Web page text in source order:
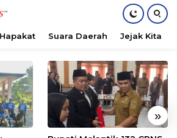
Suara Daerah Jejak Kita
»